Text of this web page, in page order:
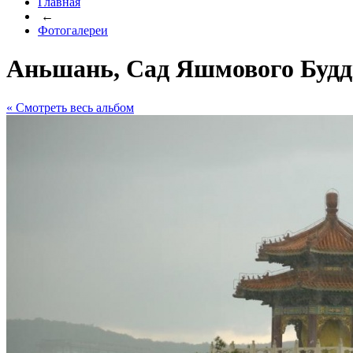
←
Фотогалереи
Аньшань, Сад Яшмового
« Cмотреть весь альбом